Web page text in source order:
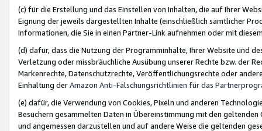
(c) für die Erstellung und das Einstellen von Inhalten, die auf Ihrer
Eignung der jeweils dargestellten Inhalte (einschließlich sämtlicher
Informationen, die Sie in einen Partner-Link aufnehmen oder mit
(d) dafür, dass die Nutzung der Programminhalte, Ihrer Website und
Verletzung oder missbräuchliche Ausübung unserer Rechte bzw. der
Markenrechte, Datenschutzrechte, Veröffentlichungsrechte oder
Einhaltung derAmazon Anti-Fälschungsrichtlinien für das
(e) dafür, die Verwendung von Cookies, Pixeln und anderen
Besuchern gesammelten Daten in Übereinstimmung mit den
und angemessen darzustellen und auf andere Weise die geltenden